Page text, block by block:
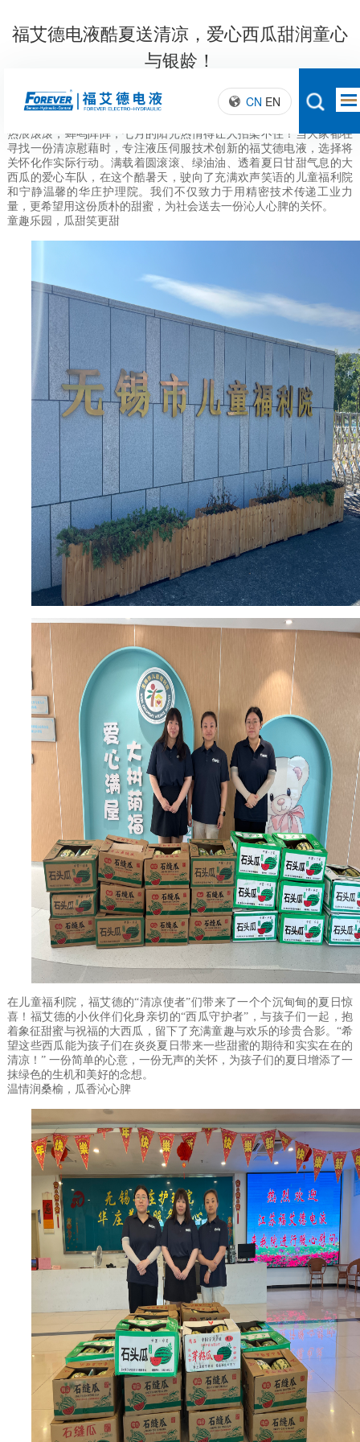
CN EN
福艾德电液酷夏送清凉，爱心西瓜甜润童心
与银龄！
发布日期：2025.08.04 浏览次数：次
热浪滚滚，蝉鸣阵阵，七月的阳光热情得让人招架不住！当大家都在
寻找一份清凉慰藉时，专注液压伺服技术创新的福艾德电液，选择将
关怀化作实际行动。满载着圆滚滚、绿油油、透着夏日甘甜气息的大
西瓜的爱心车队，在这个酷暑天，驶向了充满欢声笑语的儿童福利院
和宁静温馨的华庄护理院。我们不仅致力于用精密技术传递工业力
量，更希望用这份质朴的甜蜜，为社会送去一份沁人心脾的关怀。
童趣乐园，瓜甜笑更甜
在儿童福利院，福艾德的“清凉使者”们带来了一个个沉甸甸的夏日惊
喜！福艾德的小伙伴们化身亲切的“西瓜守护者”，与孩子们一起，抱
着象征甜蜜与祝福的大西瓜，留下了充满童趣与欢乐的珍贵合影。“希
望这些西瓜能为孩子们在炎炎夏日带来一些甜蜜的期待和实实在在的
清凉！” 一份简单的心意，一份无声的关怀，为孩子们的夏日增添了一
抹绿色的生机和美好的念想。
温情润桑榆，瓜香沁心脾